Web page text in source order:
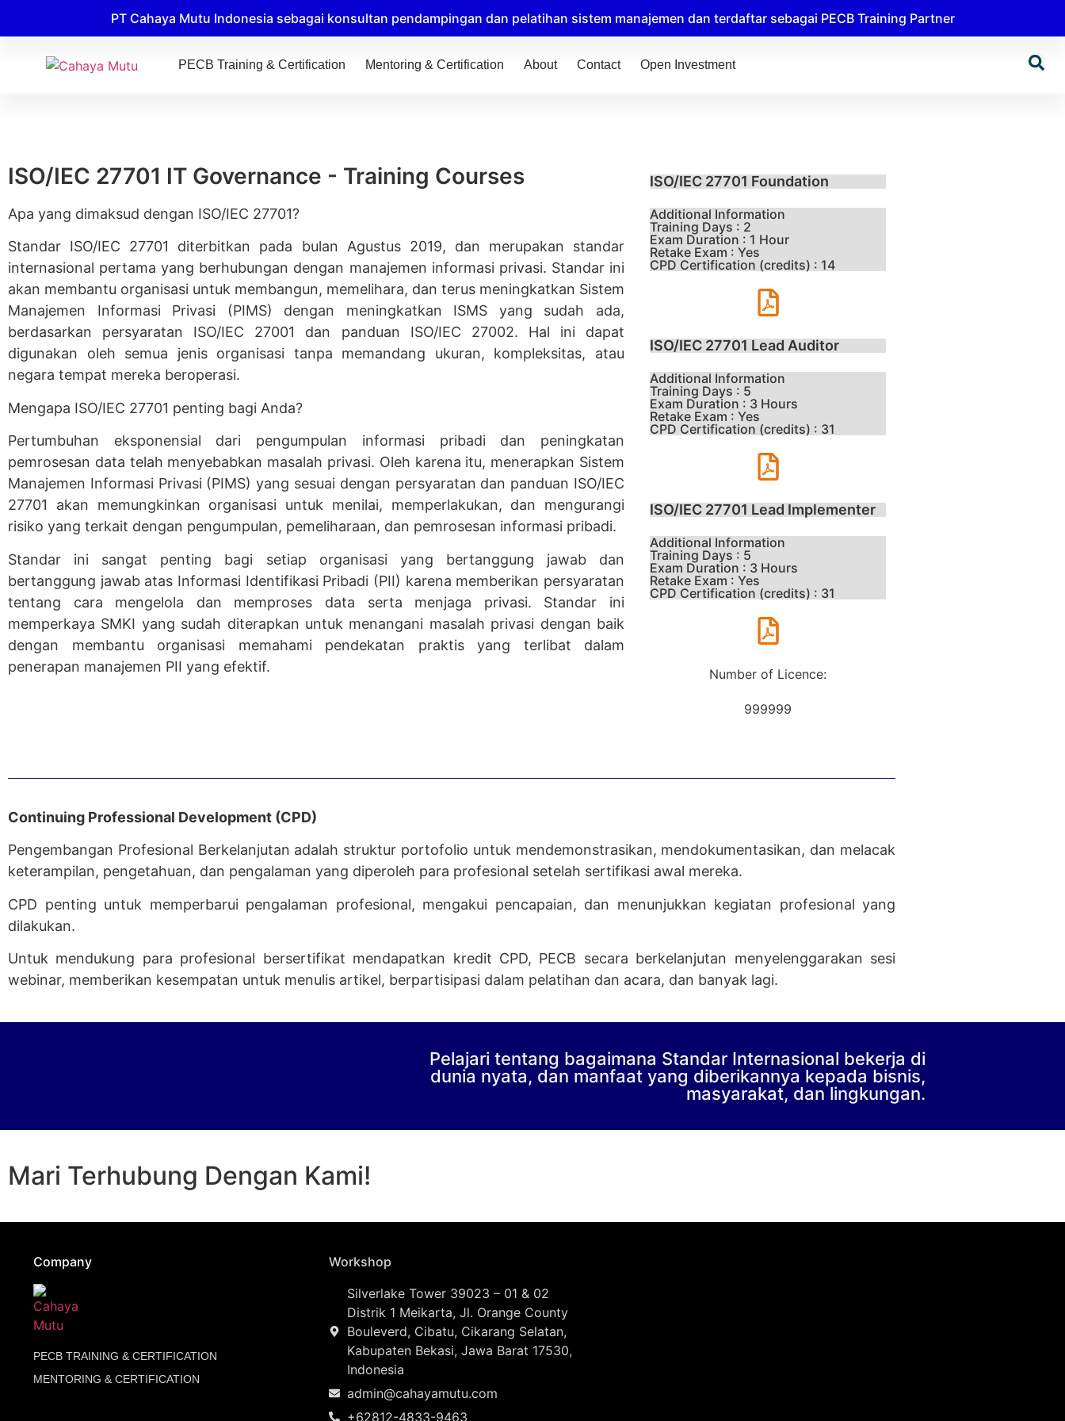
PT Cahaya Mutu Indonesia sebagai konsultan pendampingan dan pelatihan sistem manajemen dan terdaftar sebagai PECB Training Partner
PECB Training & Certification Mentoring & Certification About Contact Open Investment
ISO/IEC 27701 IT Governance - Training Courses
Apa yang dimaksud dengan ISO/IEC 27701?
Standar ISO/IEC 27701 diterbitkan pada bulan Agustus 2019, dan merupakan standar
internasional pertama yang berhubungan dengan manajemen informasi privasi. Standar ini
akan membantu organisasi untuk membangun, memelihara, dan terus meningkatkan Sistem
Manajemen Informasi Privasi (PIMS) dengan meningkatkan ISMS yang sudah ada,
berdasarkan persyaratan ISO/IEC 27001 dan panduan ISO/IEC 27002. Hal ini dapat
digunakan oleh semua jenis organisasi tanpa memandang ukuran, kompleksitas, atau
negara tempat mereka beroperasi.
Mengapa ISO/IEC 27701 penting bagi Anda?
Pertumbuhan eksponensial dari pengumpulan informasi pribadi dan peningkatan
pemrosesan data telah menyebabkan masalah privasi. Oleh karena itu, menerapkan Sistem
Manajemen Informasi Privasi (PIMS) yang sesuai dengan persyaratan dan panduan ISO/IEC
27701 akan memungkinkan organisasi untuk menilai, memperlakukan, dan mengurangi
risiko yang terkait dengan pengumpulan, pemeliharaan, dan pemrosesan informasi pribadi.
Standar ini sangat penting bagi setiap organisasi yang bertanggung jawab dan
bertanggung jawab atas Informasi Identifikasi Pribadi (PII) karena memberikan persyaratan
tentang cara mengelola dan memproses data serta menjaga privasi. Standar ini
memperkaya SMKI yang sudah diterapkan untuk menangani masalah privasi dengan baik
dengan membantu organisasi memahami pendekatan praktis yang terlibat dalam
penerapan manajemen PII yang efektif.
ISO/IEC 27701 Foundation
Additional Information
Training Days : 2
Exam Duration : 1 Hour
Retake Exam : Yes
CPD Certification (credits) : 14
ISO/IEC 27701 Lead Auditor
Additional Information
Training Days : 5
Exam Duration : 3 Hours
Retake Exam : Yes
CPD Certification (credits) : 31
ISO/IEC 27701 Lead Implementer
Additional Information
Training Days : 5
Exam Duration : 3 Hours
Retake Exam : Yes
CPD Certification (credits) : 31
Number of Licence:
999999
Continuing Professional Development (CPD)
Pengembangan Profesional Berkelanjutan adalah struktur portofolio untuk mendemonstrasikan, mendokumentasikan, dan melacak
keterampilan, pengetahuan, dan pengalaman yang diperoleh para profesional setelah sertifikasi awal mereka.
CPD penting untuk memperbarui pengalaman profesional, mengakui pencapaian, dan menunjukkan kegiatan profesional yang
dilakukan.
Untuk mendukung para profesional bersertifikat mendapatkan kredit CPD, PECB secara berkelanjutan menyelenggarakan sesi
webinar, memberikan kesempatan untuk menulis artikel, berpartisipasi dalam pelatihan dan acara, dan banyak lagi.
Pelajari tentang bagaimana Standar Internasional bekerja di
dunia nyata, dan manfaat yang diberikannya kepada bisnis,
masyarakat, dan lingkungan.
Mari Terhubung Dengan Kami!
Company
PECB TRAINING & CERTIFICATION
MENTORING & CERTIFICATION
Workshop
Silverlake Tower 39023 – 01 & 02
Distrik 1 Meikarta, Jl. Orange County
Bouleverd, Cibatu, Cikarang Selatan,
Kabupaten Bekasi, Jawa Barat 17530,
Indonesia
admin@cahayamutu.com
+62812-4833-9463